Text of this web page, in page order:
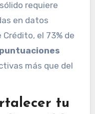
requiere
en datos
el 73% de
puntuaciones
más que del
tu